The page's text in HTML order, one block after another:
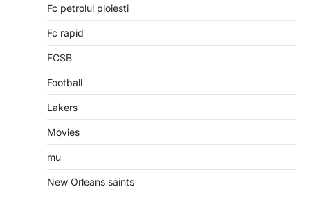
Fc petrolul ploiesti
Fc rapid
FCSB
Football
Lakers
Movies
mu
New Orleans saints